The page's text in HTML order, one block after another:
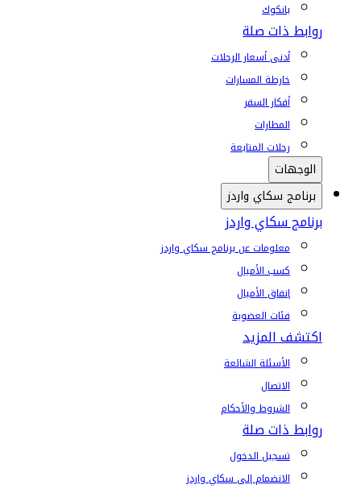
بانكوك
روابط ذات صلة
أدنى أسعار الرحلات
خارطة المسارات
أفكار السفر
المطارات
رحلات المتابعة
الوجهات
برنامج سكاي واردز
برنامج سكاي واردز
معلومات عن برنامج سكاي واردز
كسب الأميال
إنفاق الأميال
فئات العضوية
اكتشف المزيد
الأسئلة الشائعة
الاتصال
الشروط والأحكام
روابط ذات صلة
تسجيل الدخول
الانضمام إلى سكاي واردز